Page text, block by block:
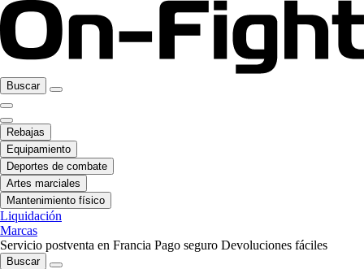
Buscar
Rebajas
Equipamiento
Deportes de combate
Artes marciales
Mantenimiento físico
Liquidación
Marcas
Servicio postventa en Francia Pago seguro Devoluciones fáciles
Buscar